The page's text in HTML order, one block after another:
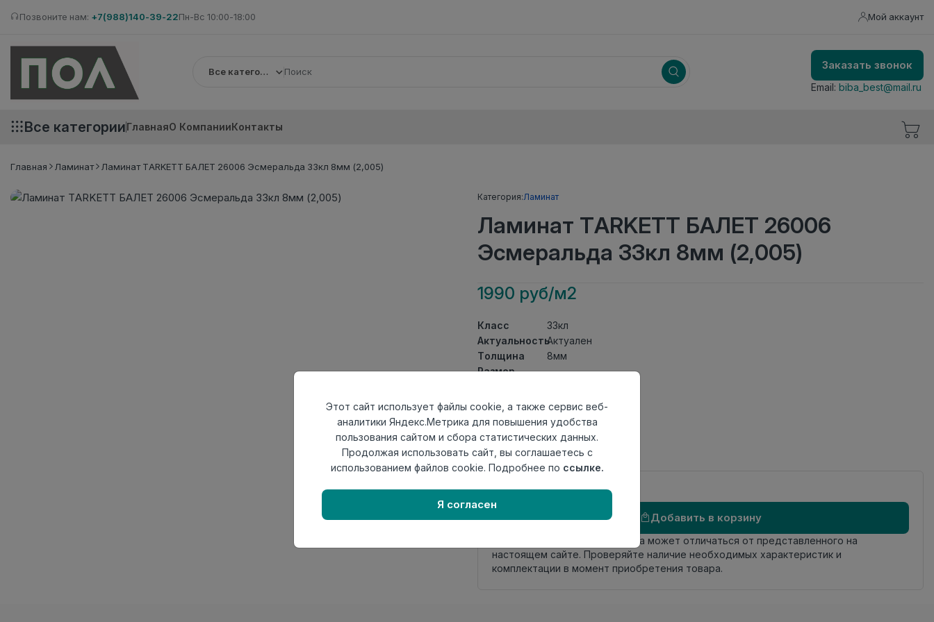
Позвоните нам: +7(988)140-39-22Пн-Вс 10:00-18:00 Мой аккаунт
Все категории
Заказать звонок
Email: biba_best@mail.ru
Все категорииГлавнаяО КомпанииКонтакты
Главная Ламинат Ламинат TARKETT БАЛЕТ 26006 Эсмеральда 33кл 8мм (2,005)
Категория:Ламинат
Ламинат TARKETT БАЛЕТ 26006
Эсмеральда 33кл 8мм (2,005)
1990 руб/м2
Класс
33кл
АктуальностьАктуален
Толщина
8мм
Размер
Теплый пол
до +27 градусов
Страна
происхождения
Россия
Осталось72 упак
Добавить в корзину
Внимание! Внешний вид товара может отличаться от представленного на
настоящем сайте. Проверяйте наличие необходимых характеристик и
комплектации в момент приобретения товара.
Этот сайт использует файлы cookie, а также сервис веб-
аналитики Яндекс.Метрика для повышения удобства
пользования сайтом и сбора статистических данных.
Продолжая использовать сайт, вы соглашаетесь с
использованием файлов cookie. Подробнее по ссылке.
Я согласен